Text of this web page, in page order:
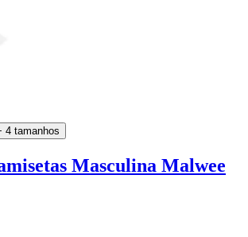
4 tamanhos
Masculina Malwee